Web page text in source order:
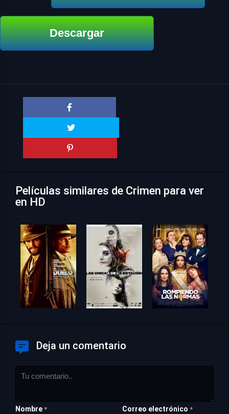
Descargar
Películas similares de Crimen para ver
en HD
Deja un comentario
Nombre * Correo electrónico *